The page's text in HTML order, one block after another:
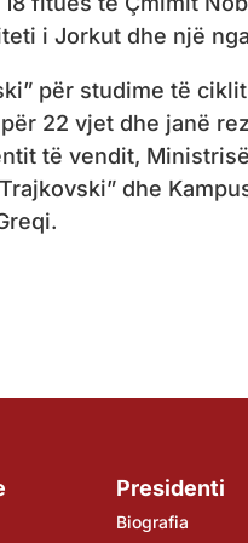
i Jorkut dhe një
për studime të
22 vjet dhe janë
të vendit,
dhe
Presidenti
Biografia